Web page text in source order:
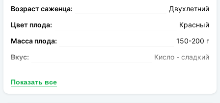
Возраст саженца:
Двухлетний
Цвет плода:
Красный
Масса плода:
150-200 г
Вкус:
Кисло - сладкий
Опыление: Дискавери, Деликатес, Голден Делишес,
Показать все